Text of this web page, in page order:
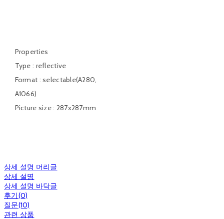
Properties
Type : reflective
Format : selectable(A280,
A1066)
Picture size : 287x287mm
상세 설명 머리글
상세 설명
상세 설명 바닥글
후기(0)
질문(10)
관련 상품